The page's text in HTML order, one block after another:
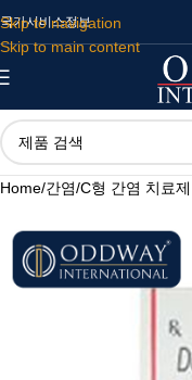
Skip to navigation
Skip to main content
국가서비스정보
Home/간염/C형 간염 치료제